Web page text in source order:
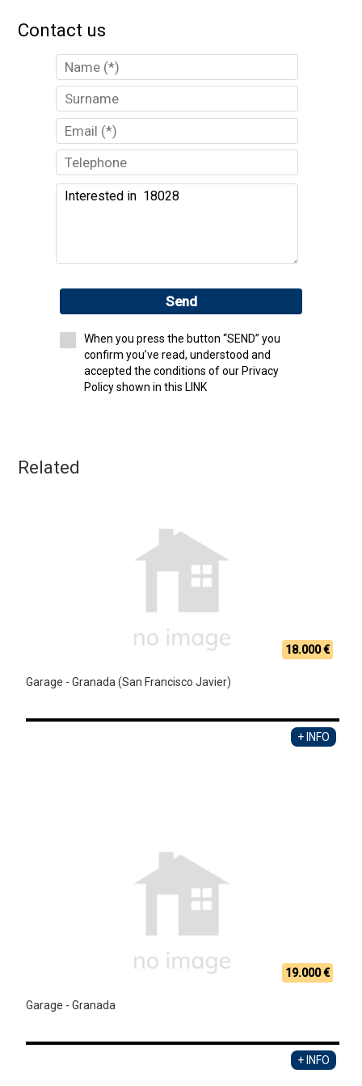
Contact us
Send
When you press the button “SEND” you
confirm you’ve read, understood and
accepted the conditions of our Privacy
Policy shown in this LINK
Related
18.000 €
Garage - Granada (San Francisco Javier)
+ INFO
19.000 €
Garage - Granada
+ INFO